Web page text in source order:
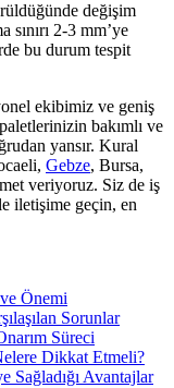
değişim
sınırı 2-3 mm’ye
bu durum tespit
ekibimiz ve geniş
bakımlı ve
yansır. Kural
Gebze, Bursa,
veriyoruz. Siz de iş
iletişime geçin, en
Önemi
Sorunlar
Süreci
Dikkat Etmeli?
Sağladığı Avantajlar